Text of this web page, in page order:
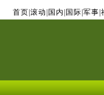
首页 滚动 国内 国际 军事